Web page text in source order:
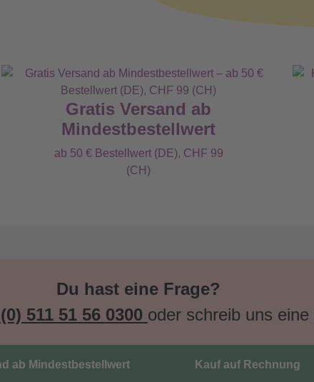
Gratis Versand ab
Mindestbestellwert
ab 50 € Bestellwert (DE), CHF 99
(CH)
Du hast eine Frage?
511 51 56 0300 oder schreib uns eine
ab Mindestbestellwert Kauf auf Rechnung